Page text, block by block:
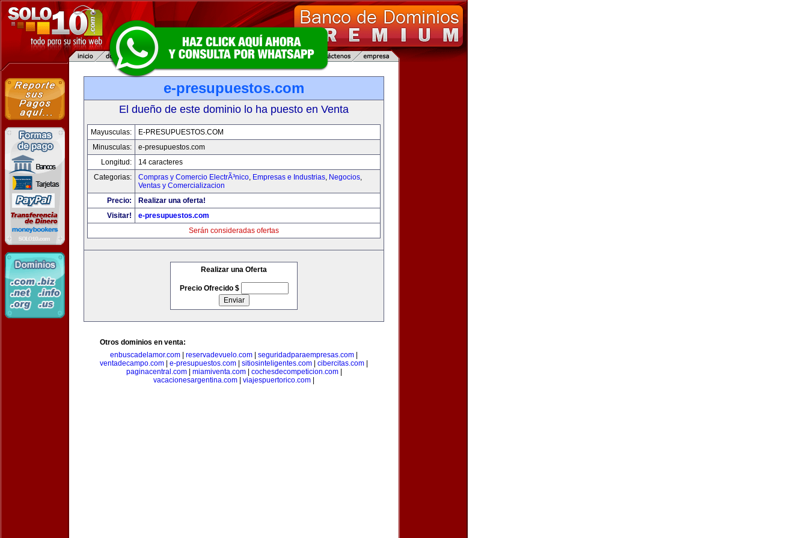
e-presupuestos.com
El dueño de este dominio lo ha puesto en Venta
Mayusculas:
E-PRESUPUESTOS.COM
Minusculas:
e-presupuestos.com
Longitud:
14 caracteres
Categorias:
Compras y Comercio ElectrÃ³nico, Empresas e Industrias, Negocios,
Ventas y Comercializacion
Precio:
Realizar una oferta!
Visitar!
e-presupuestos.com
Serán consideradas ofertas
Realizar una Oferta
Precio Ofrecido $
Otros dominios en venta:
enbuscadelamor.com
reservadevuelo.com seguridadparaempresas.com
ventadecampo.com
e-presupuestos.com sitiosinteligentes.com cibercitas.com
paginacentral.com| miamiventa.com| cochesdecompeticion.com|
vacacionesargentina.com
viajespuertorico.com